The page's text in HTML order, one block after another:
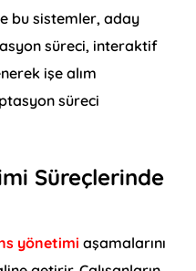
bu sistemler, aday
süreci, interaktif
işe alım
süreci
Süreçlerinde
yönetimi aşamalarını